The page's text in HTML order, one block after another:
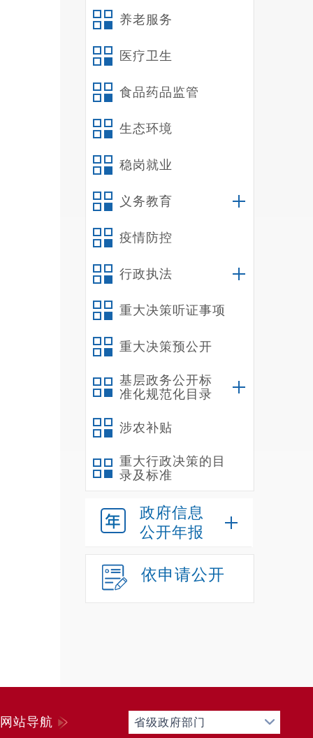
养老服务
医疗卫生
食品药品监管
生态环境
稳岗就业
义务教育
疫情防控
行政执法
重大决策听证事项
重大决策预公开
基层政务公开标
准化规范化目录
涉农补贴
重大行政决策的目
录及标准
政府信息
公开年报
依申请公开
网站导航 省级政府部门